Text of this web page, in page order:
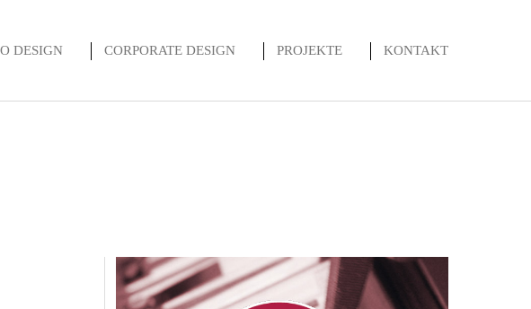
DESIGN CORPORATE DESIGN PROJEKTE KONTAKT